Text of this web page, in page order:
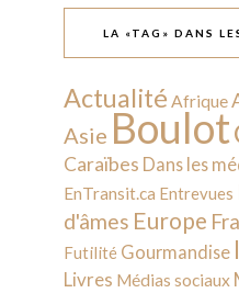
LA «TAG» DANS
Actualité Afrique
Asie Boulot
Caraïbes Dans les
EnTransit.ca Entrevues
d'âmes Europe
Futilité Gourmandise
Livres Médias sociaux